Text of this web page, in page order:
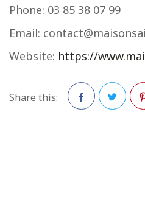
Phone: 03 85 38 07 99
Email:
Website: https://
Share this: